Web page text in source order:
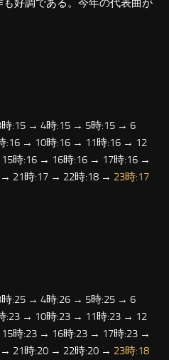
も好調である。今年の代表曲が
:15 → 4時:15 → 5時:15 → 6
:16 → 10時:16 → 11時:16 → 12
時:16 → 16時:16 → 17時:16 →
21時:17 → 22時:18 → 23時:17
:25 → 4時:26 → 5時:25 → 6
:23 → 10時:23 → 11時:23 → 12
時:23 → 16時:23 → 17時:23 →
21時:20 → 22時:20 → 23時:18